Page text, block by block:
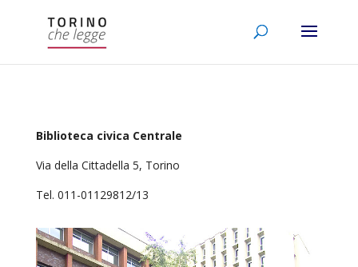
Biblioteca civica Centrale
Via della Cittadella 5, Torino
Tel. 011-01129812/13